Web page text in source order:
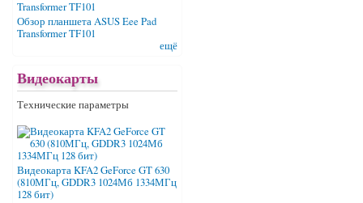
Обзор планшета ASUS Eee Pad
Transformer TF101
ещё
Видеокарты
Технические параметры
Видеокарта KFA2 GeForce GT 630
(810МГц, GDDR3 1024Мб 1334МГц
128 бит)